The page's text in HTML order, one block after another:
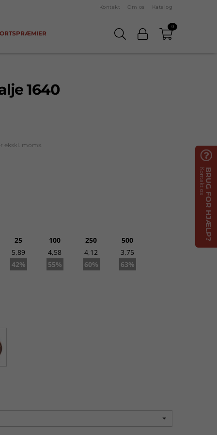
Kontakt Om os Katalog
0
1640
ekskl. moms.
ordre.
25
5,89
42%
100
4,58
55%
250
4,12
60%
500
3,75
63%

BRUG FOR HJÆLP?
Kontakt os